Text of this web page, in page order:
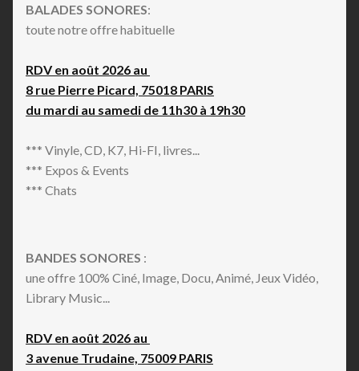
BALADES SONORES:
toute notre offre habituelle
RDV en août 2026 au
8 rue Pierre Picard, 75018 PARIS
du mardi au samedi de 11h30 à 19h30
*** Vinyle, CD, K7, Hi-FI, livres...
*** Expos & Events
*** Chats
BANDES SONORES :
une offre 100% Ciné, Image, Docu, Animé, Jeux Vidéo,
Library Music...
RDV en août 2026 au
3 avenue Trudaine, 75009 PARIS